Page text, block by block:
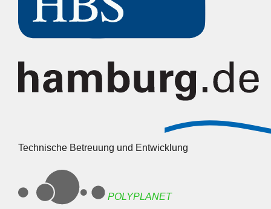
Technische Betreuung und Entwicklung
POLYPLANET